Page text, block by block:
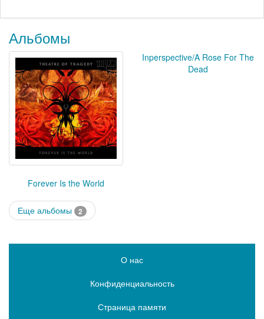
Альбомы
Forever Is the World
Inperspective/A Rose For The
Dead
Еще альбомы 2
О нас
Конфиденциальность
Страница памяти